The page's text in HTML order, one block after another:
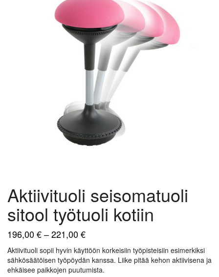
Aktiivituoli seisomatuoli
sitool työtuoli kotiin
196,00€–221,00€Hintaluokka:
196,00 €
-
221,00 €
Aktiivituoli sopii hyvin käyttöön korkeisiin työpisteisiin esimerkiksi
sähkösäätöisen työpöydän kanssa. Liike pitää kehon aktiivisena ja
ehkäisee paikkojen puutumista.